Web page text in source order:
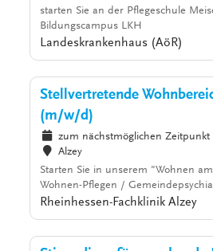
starten Sie an der Pflegeschule
Bildungscampus LKH
Landeskrankenhaus (AöR)
Stellvertretende
(m/w/d)
zum nächstmöglichen Zeitpunkt
Alzey
Starten Sie in unserem "Wohnen
Wohnen-Pflegen /
Rheinhessen-Fachklinik Alzey